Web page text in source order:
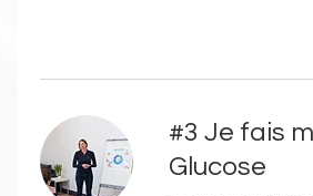
#3 Je fais
Glucose